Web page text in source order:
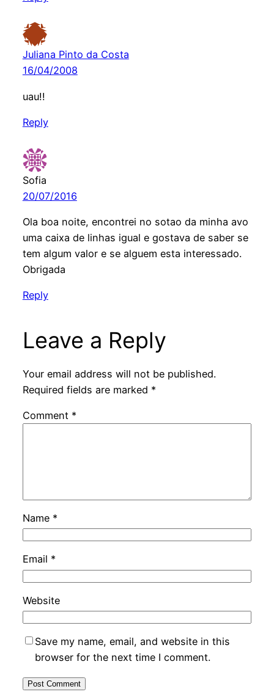
Juliana Pinto da Costa
16/04/2008
uau!!
Reply
Sofia
20/07/2016
Ola boa noite, encontrei no sotao da minha avo
uma caixa de linhas igual e gostava de saber se
tem algum valor e se alguem esta interessado.
Obrigada
Reply
Leave a Reply
Your email address will not be published.
Required fields are marked *
Comment *
Name *
Email *
Website
Save my name, email, and website in this
browser for the next time I comment.